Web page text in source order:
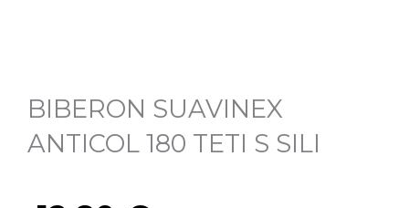
BIBERON SUAVINEX
ANTICOL 180 TETI S SILI